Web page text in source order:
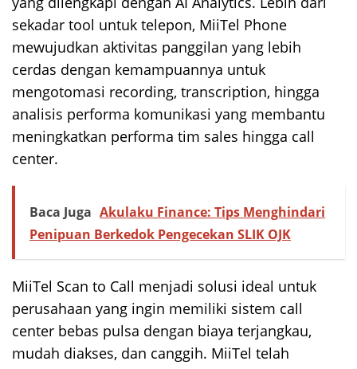
sekadar tool untuk telepon, MiiTel Phone
mewujudkan aktivitas panggilan yang lebih
cerdas dengan kemampuannya untuk
mengotomasi recording, transcription, hingga
analisis performa komunikasi yang membantu
meningkatkan performa tim sales hingga call
center.
Baca Juga Akulaku Finance: Tips Menghindari
Penipuan Berkedok Pengecekan SLIK OJK
MiiTel Scan to Call menjadi solusi ideal untuk
perusahaan yang ingin memiliki sistem call
center bebas pulsa dengan biaya terjangkau,
mudah diakses, dan canggih. MiiTel telah